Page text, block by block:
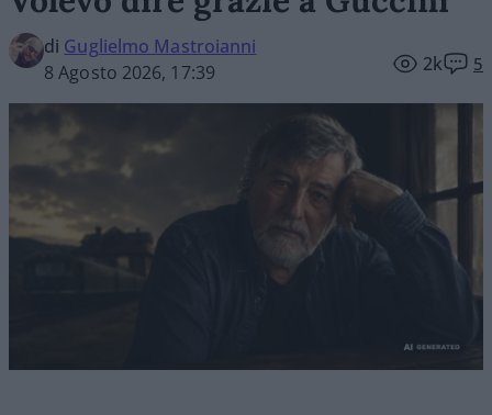
di Guglielmo Mastroianni
8 Agosto 2026, 17:39
2k 5